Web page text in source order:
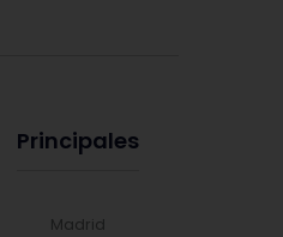
Principales
Madrid